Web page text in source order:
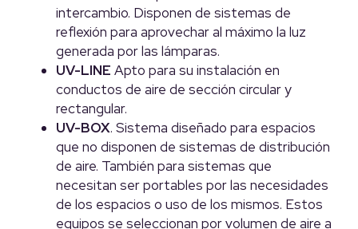
intercambio. Disponen de sistemas de
reflexión para aprovechar al máximo la luz
generada por las lámparas.
UV-LINE Apto para su instalación en
conductos de aire de sección circular y
rectangular.
UV-BOX. Sistema diseñado para espacios
que no disponen de sistemas de distribución
de aire. También para sistemas que
necesitan ser portables por las necesidades
de los espacios o uso de los mismos. Estos
equipos se seleccionan por volumen de aire a